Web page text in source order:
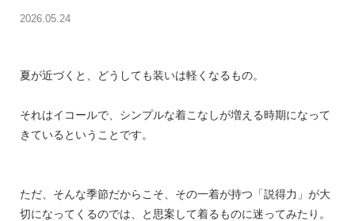
2026.05.24
夏が近づくと、どうしても装いは軽くなるもの。
それはイコールで、シンプルな着こなしが増える時期になって
きているということです。
ただ、そんな季節だからこそ、その一着が持つ「説得力」が大
切になってくるのでは、と思案して着るものに迷ってみたり。